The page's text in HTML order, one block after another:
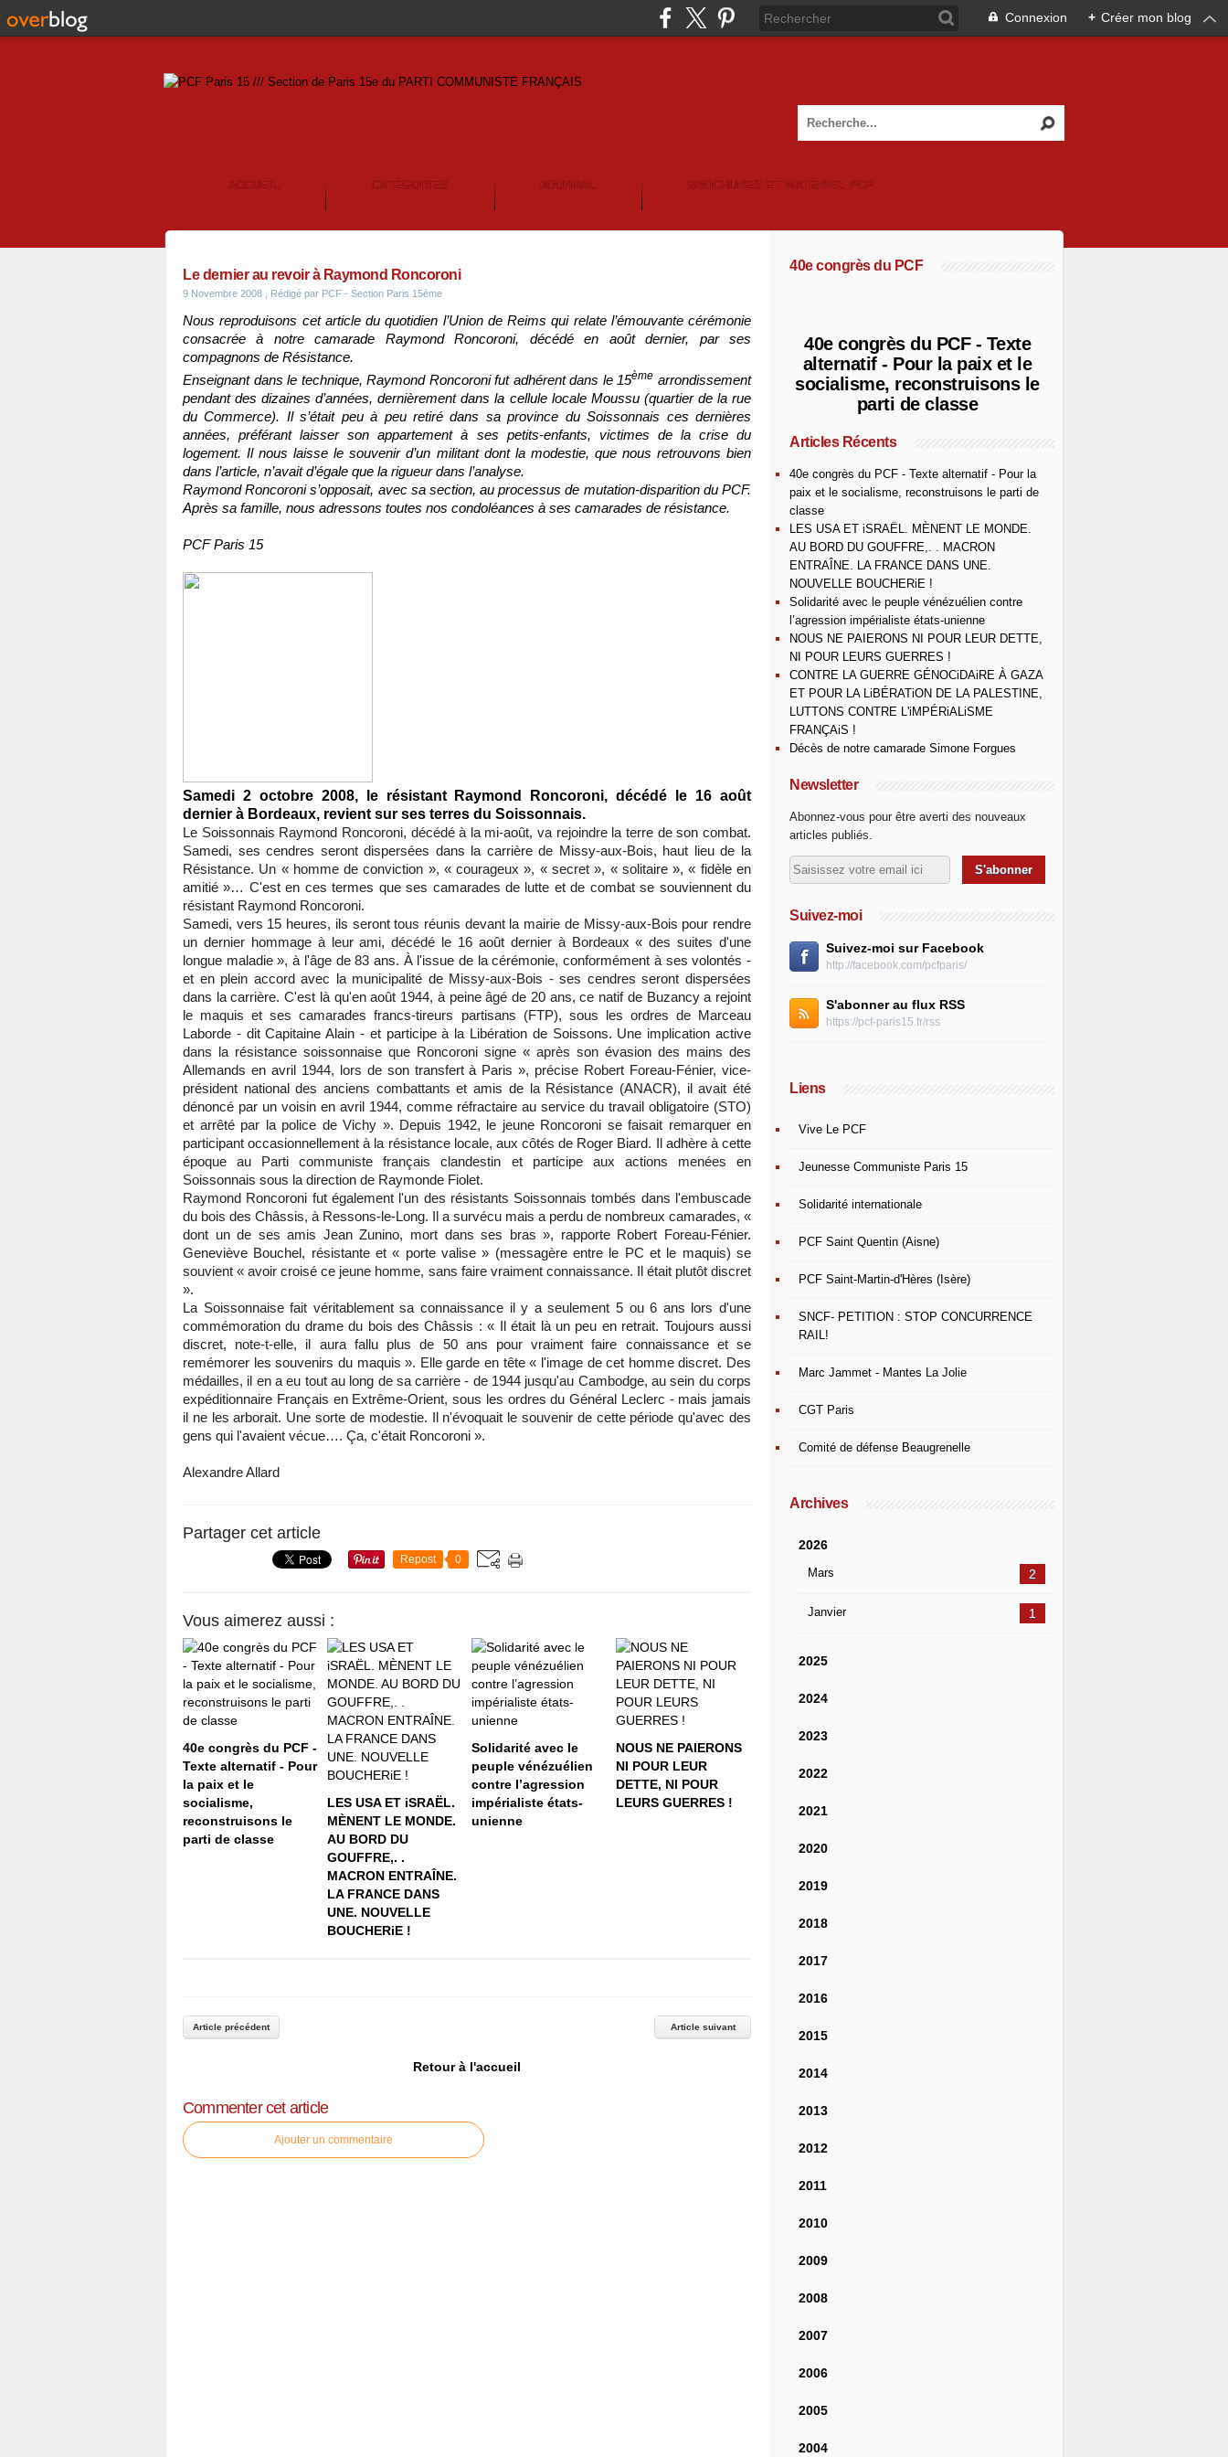
Connexion + Créer mon blog
ACCUEIL CATÉGORIES JOURNAL BROCHURES ET MATÉRIEL PCF
Le dernier au revoir à Raymond Roncoroni
9 Novembre 2008 , Rédigé par PCF - Section Paris 15ème
Nous reproduisons cet article du quotidien l’Union de Reims qui relate l’émouvante cérémonie
consacrée à notre camarade Raymond Roncoroni, décédé en août dernier, par ses
compagnons de Résistance.
Enseignant dans le technique, Raymond Roncoroni fut adhérent dans le 15ème arrondissement
pendant des dizaines d’années, dernièrement dans la cellule locale Moussu (quartier de la rue
du Commerce). Il s’était peu à peu retiré dans sa province du Soissonnais ces dernières
années, préférant laisser son appartement à ses petits-enfants, victimes de la crise du
logement. Il nous laisse le souvenir d’un militant dont la modestie, que nous retrouvons bien
dans l’article, n’avait d’égale que la rigueur dans l’analyse.
Raymond Roncoroni s’opposait, avec sa section, au processus de mutation-disparition du PCF.
Après sa famille, nous adressons toutes nos condoléances à ses camarades de résistance.
PCF Paris 15
Samedi 2 octobre 2008, le résistant Raymond Roncoroni, décédé le 16 août
dernier à Bordeaux, revient sur ses terres du Soissonnais.
Le Soissonnais Raymond Roncoroni, décédé à la mi-août, va rejoindre la terre de son combat.
Samedi, ses cendres seront dispersées dans la carrière de Missy-aux-Bois, haut lieu de la
Résistance. Un « homme de conviction », « courageux », « secret », « solitaire », « fidèle en
amitié »… C'est en ces termes que ses camarades de lutte et de combat se souviennent du
résistant Raymond Roncoroni.
Samedi, vers 15 heures, ils seront tous réunis devant la mairie de Missy-aux-Bois pour rendre
un dernier hommage à leur ami, décédé le 16 août dernier à Bordeaux « des suites d'une
longue maladie », à l'âge de 83 ans. À l'issue de la cérémonie, conformément à ses volontés -
et en plein accord avec la municipalité de Missy-aux-Bois - ses cendres seront dispersées
dans la carrière. C'est là qu'en août 1944, à peine âgé de 20 ans, ce natif de Buzancy a rejoint
le maquis et ses camarades francs-tireurs partisans (FTP), sous les ordres de Marceau
Laborde - dit Capitaine Alain - et participe à la Libération de Soissons. Une implication active
dans la résistance soissonnaise que Roncoroni signe « après son évasion des mains des
Allemands en avril 1944, lors de son transfert à Paris », précise Robert Foreau-Fénier, vice-
président national des anciens combattants et amis de la Résistance (ANACR), il avait été
dénoncé par un voisin en avril 1944, comme réfractaire au service du travail obligatoire (STO)
et arrêté par la police de Vichy ». Depuis 1942, le jeune Roncoroni se faisait remarquer en
participant occasionnellement à la résistance locale, aux côtés de Roger Biard. Il adhère à cette
époque au Parti communiste français clandestin et participe aux actions menées en
Soissonnais sous la direction de Raymonde Fiolet.
Raymond Roncoroni fut également l'un des résistants Soissonnais tombés dans l'embuscade
du bois des Châssis, à Ressons-le-Long. Il a survécu mais a perdu de nombreux camarades, «
dont un de ses amis Jean Zunino, mort dans ses bras », rapporte Robert Foreau-Fénier.
Geneviève Bouchel, résistante et « porte valise » (messagère entre le PC et le maquis) se
souvient « avoir croisé ce jeune homme, sans faire vraiment connaissance. Il était plutôt discret
».
La Soissonnaise fait véritablement sa connaissance il y a seulement 5 ou 6 ans lors d'une
commémoration du drame du bois des Châssis : « Il était là un peu en retrait. Toujours aussi
discret, note-t-elle, il aura fallu plus de 50 ans pour vraiment faire connaissance et se
remémorer les souvenirs du maquis ». Elle garde en tête « l'image de cet homme discret. Des
médailles, il en a eu tout au long de sa carrière - de 1944 jusqu'au Cambodge, au sein du corps
expéditionnaire Français en Extrême-Orient, sous les ordres du Général Leclerc - mais jamais
il ne les arborait. Une sorte de modestie. Il n'évoquait le souvenir de cette période qu'avec des
gens qui l'avaient vécue…. Ça, c'était Roncoroni ».
Alexandre Allard
Partager cet article
Repost 0
Vous aimerez aussi :
40e congrès du PCF -
Texte alternatif - Pour
la paix et le
socialisme,
reconstruisons le
parti de classe
LES USA ET iSRAËL.
MÈNENT LE MONDE.
AU BORD DU
GOUFFRE,. .
MACRON ENTRAÎNE.
LA FRANCE DANS
UNE. NOUVELLE
BOUCHERiE !
Solidarité avec le
peuple vénézuélien
contre l’agression
impérialiste états-
unienne
NOUS NE PAIERONS
NI POUR LEUR
DETTE, NI POUR
LEURS GUERRES !
Article précédent Article suivant
Retour à l'accueil
Commenter cet article
Ajouter un commentaire
40e congrès du PCF
40e congrès du PCF - Texte
alternatif - Pour la paix et le
socialisme, reconstruisons le
parti de classe
Articles Récents
40e congrès du PCF - Texte alternatif - Pour la
paix et le socialisme, reconstruisons le parti de
classe
LES USA ET iSRAËL. MÈNENT LE MONDE.
AU BORD DU GOUFFRE,. . MACRON
ENTRAÎNE. LA FRANCE DANS UNE.
NOUVELLE BOUCHERiE !
Solidarité avec le peuple vénézuélien contre
l’agression impérialiste états-unienne
NOUS NE PAIERONS NI POUR LEUR DETTE,
NI POUR LEURS GUERRES !
CONTRE LA GUERRE GÉNOCiDAiRE À GAZA
ET POUR LA LiBÉRATiON DE LA PALESTINE,
LUTTONS CONTRE L'iMPÉRiALiSME
FRANÇAiS !
Décès de notre camarade Simone Forgues
Newsletter
Abonnez-vous pour être averti des nouveaux
articles publiés.
Suivez-moi
Suivez-moi sur Facebook
http://facebook.com/pcfparis/
S'abonner au flux RSS
https://pcf-paris15.fr/rss
Liens
Vive Le PCF
Jeunesse Communiste Paris 15
Solidarité internationale
PCF Saint Quentin (Aisne)
PCF Saint-Martin-d'Hères (Isère)
SNCF- PETITION : STOP CONCURRENCE
RAIL!
Marc Jammet - Mantes La Jolie
CGT Paris
Comité de défense Beaugrenelle
Archives
2026
Mars 2
Janvier 1
2025
2024
2023
2022
2021
2020
2019
2018
2017
2016
2015
2014
2013
2012
2011
2010
2009
2008
2007
2006
2005
2004